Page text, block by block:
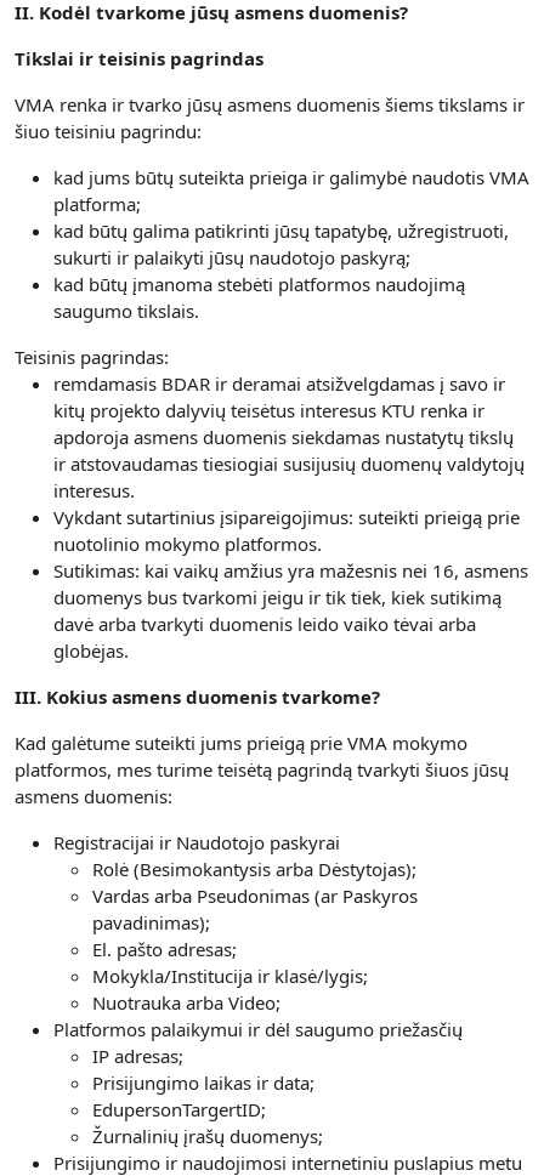
II. Kodėl tvarkome jūsų asmens duomenis?
Tikslai ir teisinis pagrindas
VMA renka ir tvarko jūsų asmens duomenis šiems tikslams ir
šiuo teisiniu pagrindu:
kad jums būtų suteikta prieiga ir galimybė naudotis VMA
platforma;
kad būtų galima patikrinti jūsų tapatybę, užregistruoti,
sukurti ir palaikyti jūsų naudotojo paskyrą;
kad būtų įmanoma stebėti platformos naudojimą
saugumo tikslais.
Teisinis pagrindas:
remdamasis BDAR ir deramai atsižvelgdamas į savo ir
kitų projekto dalyvių teisėtus interesus KTU renka ir
apdoroja asmens duomenis siekdamas nustatytų tikslų
ir atstovaudamas tiesiogiai susijusių duomenų valdytojų
interesus.
Vykdant sutartinius įsipareigojimus: suteikti prieigą prie
nuotolinio mokymo platformos.
Sutikimas: kai vaikų amžius yra mažesnis nei 16, asmens
duomenys bus tvarkomi jeigu ir tik tiek, kiek sutikimą
davė arba tvarkyti duomenis leido vaiko tėvai arba
globėjas.
III. Kokius asmens duomenis tvarkome?
Kad galėtume suteikti jums prieigą prie VMA mokymo
platformos, mes turime teisėtą pagrindą tvarkyti šiuos jūsų
asmens duomenis:
Registracijai ir Naudotojo paskyrai
Rolė (Besimokantysis arba Dėstytojas);
Vardas arba Pseudonimas (ar Paskyros
pavadinimas);
El. pašto adresas;
Mokykla/Institucija ir klasė/lygis;
Nuotrauka arba Video;
Platformos palaikymui ir dėl saugumo priežasčių
IP adresas;
Prisijungimo laikas ir data;
EdupersonTargertID;
Žurnalinių įrašų duomenys;
Prisijungimo ir naudojimosi internetiniu puslapius metu